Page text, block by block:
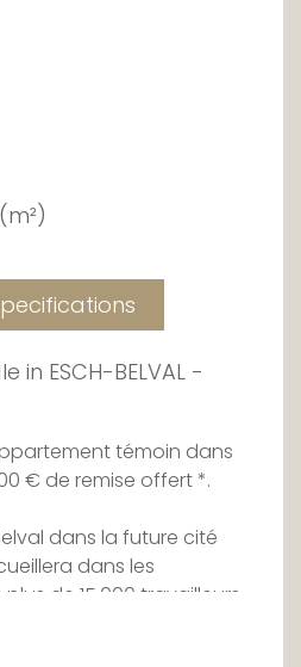
in ESCH-BELVAL -
témoin dans
€ de remise offert *.
dans la future cité
dans les
de 15.000 travailleurs
hors du commun offre